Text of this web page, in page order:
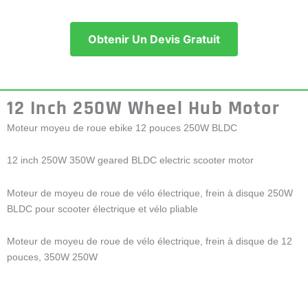
Obtenir Un Devis Gratuit
12 Inch 250W Wheel Hub Motor
Moteur moyeu de roue ebike 12 pouces 250W BLDC
12 inch 250W 350W geared BLDC electric scooter motor
Moteur de moyeu de roue de vélo électrique, frein à disque 250W
BLDC pour scooter électrique et vélo pliable
Moteur de moyeu de roue de vélo électrique, frein à disque de 12
pouces, 350W 250W